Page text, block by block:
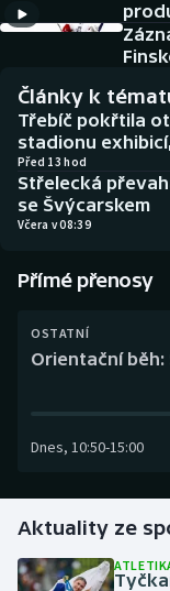
Baseball a
Basketbal
Biatlon
Boby a skeleton
Dostihy
Futsal
Gymnastika
Soutěže
Historické
Aplikace ČT
AZ kvíz
Články k
Třebíč pokřtila
stadionu
Před 13 hod
Střelecká
se Švýcarskem
Včera v 08:39
Přímé přenosy
OSTATNÍ
Orientační běh:
Dnes, 10:50-15:00
Aktuality ze